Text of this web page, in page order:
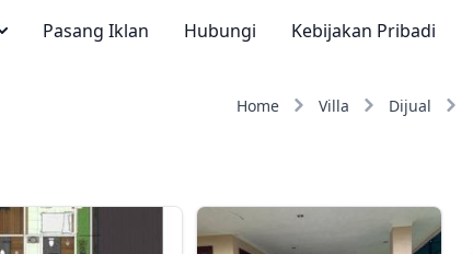
Pasang Iklan Hubungi Kebijakan Pribadi
Home Villa Dijual